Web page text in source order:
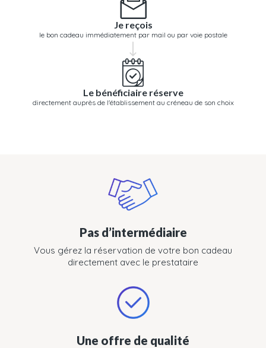
Je reçois
le bon cadeau immédiatement par mail ou par voie postale
Le bénéficiaire réserve
directement auprès de l'établissement au créneau de son choix
Pas d’intermédiaire
Vous gérez la réservation de votre bon cadeau
directement avec le prestataire
Une offre de qualité